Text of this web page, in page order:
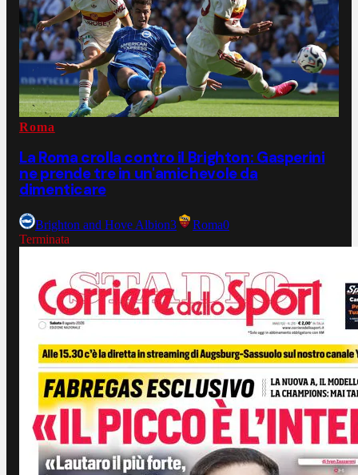
Roma
La Roma crolla contro il Brighton: Gasperini
ne prende tre in un'amichevole da
dimenticare
Brighton and Hove Albion3 Roma0
Terminata